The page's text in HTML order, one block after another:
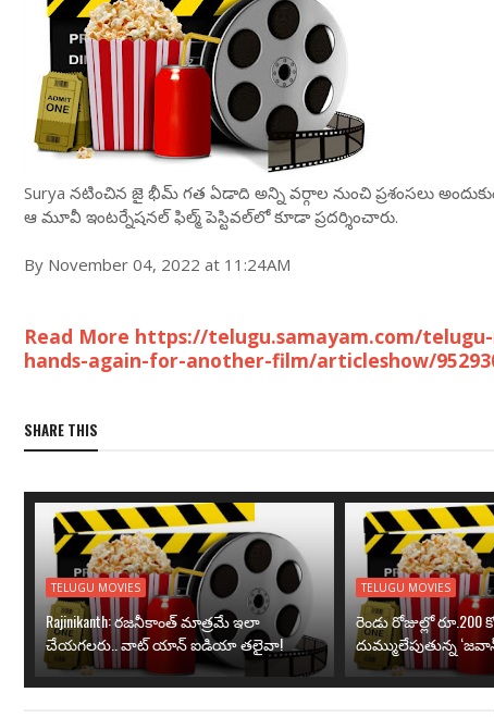
Surya నటించిన జై భీమ్ గత ఏడాది అన్ని వర్గాల నుంచి ప్రశంసలు
ఆ మూవీ ఇంటర్నేషనల్ ఫిల్మ్ పెస్టివల్‌లో కూడా ప్రదర్శించారు.
By November 04, 2022 at 11:24AM
Read More https://telugu.samayam.com/
hands-again-for-another-film/articleshow/
SHARE THIS
TELUGU MOVIES
Rajinikanth: రజనీకాంత్ మాత్రమే ఇలా
చేయగలరు.. వాట్ యాన్ ఐడియా తలైవా!
TELUGU MOVIES
రెండు రోజుల్లో రూ.200
దుమ్ములేపుతున్న